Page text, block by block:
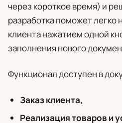
через короткое время) и
разработка поможет легко
клиента нажатием одной
заполнения нового
Функционал доступен в
Заказ клиента,
Реализация товаров и